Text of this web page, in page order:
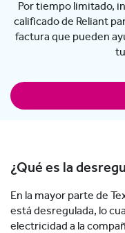
Por tiempo limitado,
calificado de Reliant
factura que pueden
¿Qué es la
En la mayor parte de
está desregulada, lo
electricidad a la